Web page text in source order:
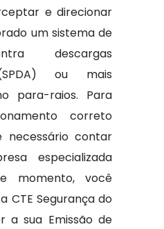
e direcionar
um sistema de
descargas
ou mais
para-raios. Para
correto
necessário contar
especializada
momento, você
CTE Segurança do
a sua Emissão de